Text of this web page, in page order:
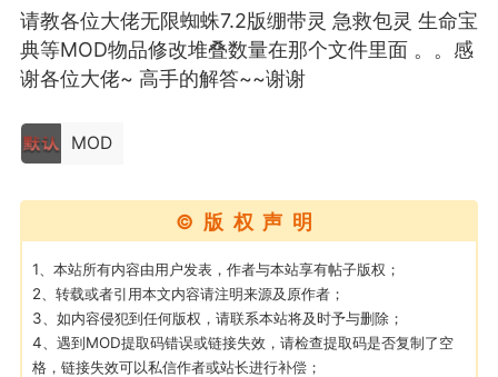
我的钱包
MOD下载 攻略教程 联机招募
大人
Lv.8
请教各位大佬无限蜘蛛7.2版绷带灵 急救包灵 生命宝
典等MOD物品修改堆叠数量在那个文件里面 。。感
谢各位大佬~ 高手的解答~~谢谢
MOD
©版权声明
1、本站所有内容由用户发表，作者与本站享有帖子版权；
2、转载或者引用本文内容请注明来源及原作者；
3、如内容侵犯到任何版权，请联系本站将及时予与删除；
4、遇到MOD提取码错误或链接失效，请检查提取码是否复制了空
格，链接失效可以私信作者或站长进行补偿；